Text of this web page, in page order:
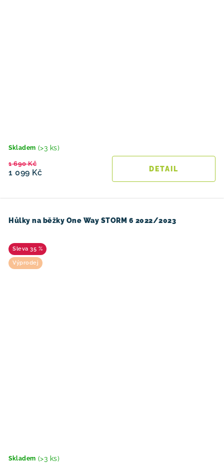
Skladem (>3 ks)
1 099 Kč
1 690 Kč
Hůlky na běžky One Way STORM 6 2022/2023
35 %
Výprodej
Skladem (>3 ks)